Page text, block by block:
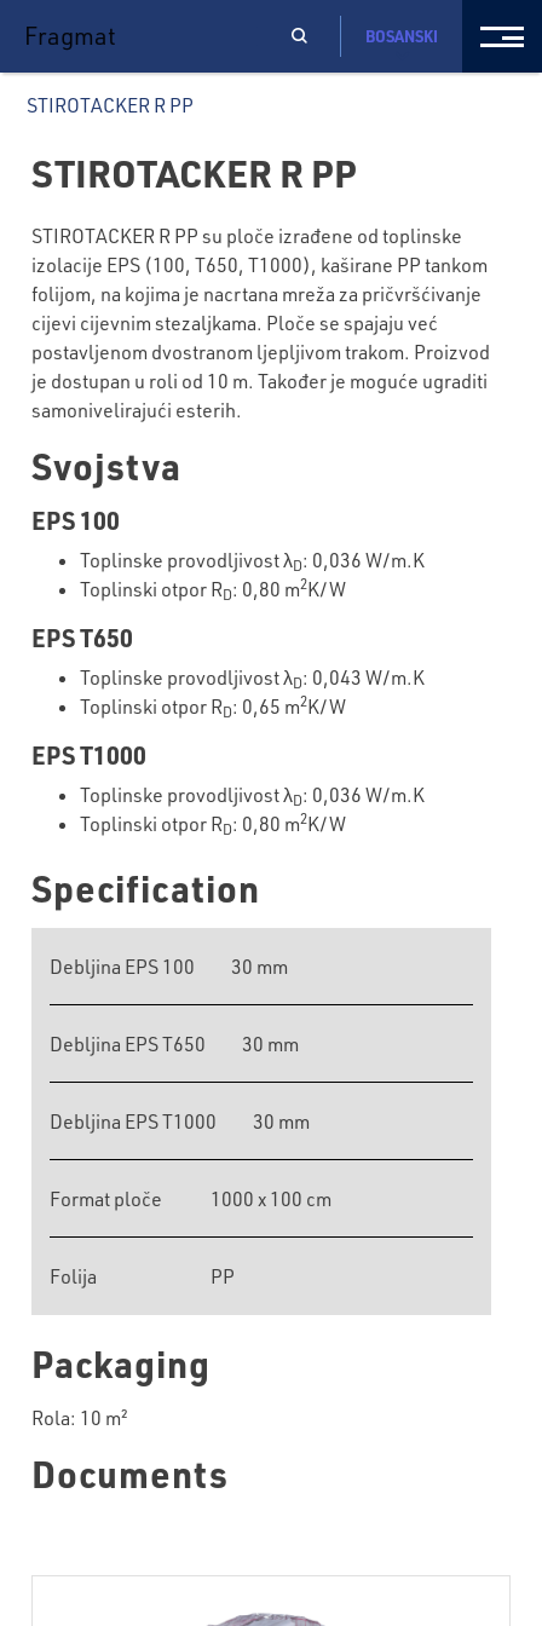
Fragmat BOSANSKI
STIROTACKER R PP
STIROTACKER R PP
STIROTACKER R PP su ploče izrađene od toplinske
izolacije EPS (100, T650, T1000), kaširane PP tankom
folijom, na kojima je nacrtana mreža za pričvršćivanje
cijevi cijevnim stezaljkama. Ploče se spajaju već
postavljenom dvostranom ljepljivom trakom. Proizvod
je dostupan u roli od 10 m. Također je moguće ugraditi
samonivelirajući esterih.
Svojstva
EPS 100
Toplinske provodljivost λD: 0,036 W/m.K
Toplinski otpor RD: 0,80 m2K/W
EPS T650
Toplinske provodljivost λD: 0,043 W/m.K
Toplinski otpor RD: 0,65 m2K/W
EPS T1000
Toplinske provodljivost λD: 0,036 W/m.K
Toplinski otpor RD: 0,80 m2K/W
Specification
Debljina EPS 100 30 mm
Debljina EPS T650 30 mm
Debljina EPS T1000 30 mm
Format ploče 1000 x 100 cm
Folija PP
Packaging
Rola: 10 m²
Documents